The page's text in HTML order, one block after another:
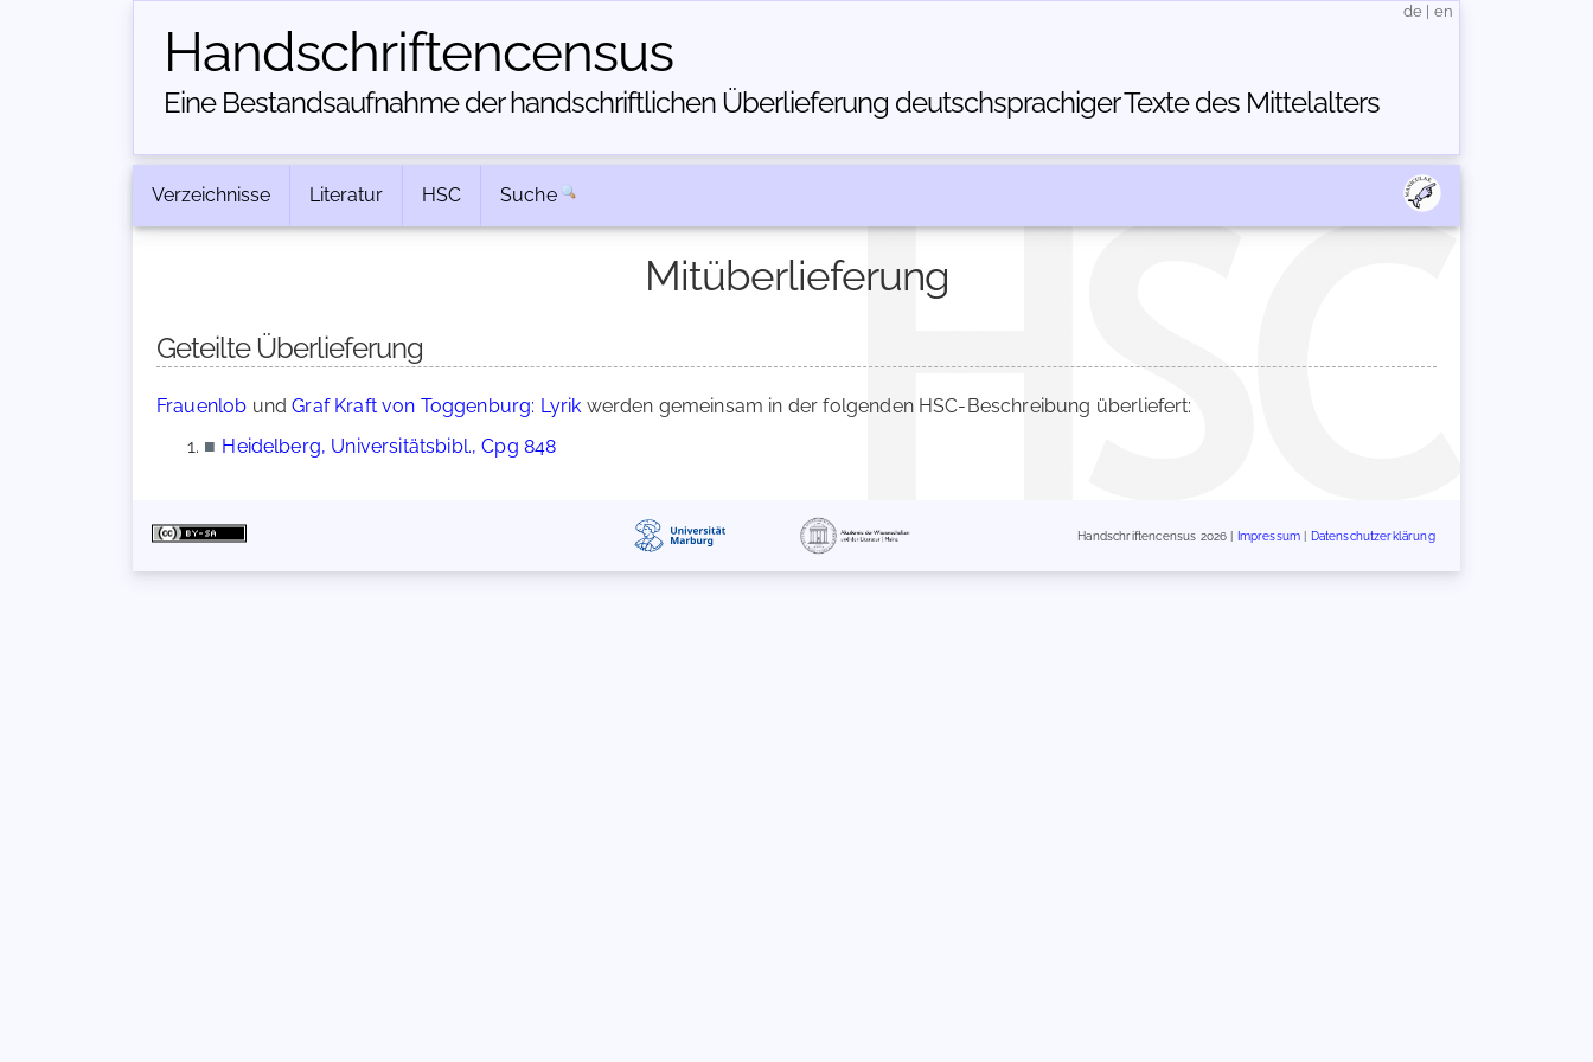
Handschriften­census
Eine Bestandsaufnahme der handschriftlichen Über­lieferung deutschsprachiger Texte des Mittelalters
de en
Verzeichnisse Literatur HSC Suche
Mitüberlieferung
Geteilte Überlieferung
Frauenlob undGraf Kraft von Toggenburg: Lyrik werden gemeinsam in der folgenden HSC-Beschreibung überliefert:
■ Heidelberg, Universitätsbibl., Cpg 848
Handschriftencensus 2026 | Impressum Datenschutzerklärung